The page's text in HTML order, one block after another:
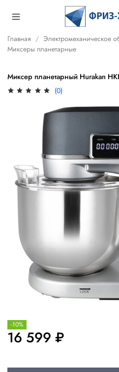
Главная
Электромеханическое
Миксеры планетарные
Миксер планетарный Hurakan
(0)
16 599 ₽
-10%